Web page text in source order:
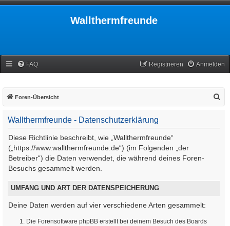
Wallthermfreunde
FAQ Anmelden
Registrieren
Foren-Übersicht
Wallthermfreunde - Datenschutzerklärung
Diese Richtlinie beschreibt, wie „Wallthermfreunde“
(„https://www.wallthermfreunde.de“) (im Folgenden „der
Betreiber“) die Daten verwendet, die während deines Foren-
Besuchs gesammelt werden.
UMFANG UND ART DER DATENSPEICHERUNG
Deine Daten werden auf vier verschiedene Arten gesammelt:
Die Forensoftware phpBB erstellt bei deinem Besuch des Boards